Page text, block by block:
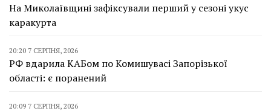
На Миколаївщині зафіксували перший у сезоні укус
каракурта
20:20 7 СЕРПНЯ, 2026
РФ вдарила КАБом по Комишувасі Запорізької
області: є поранений
20:09 7 СЕРПНЯ, 2026